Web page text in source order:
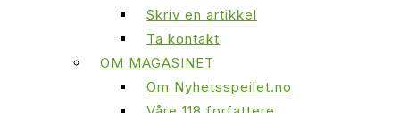
Skriv en artikkel
Ta kontakt
OM MAGASINET
Om Nyhetsspeilet.no